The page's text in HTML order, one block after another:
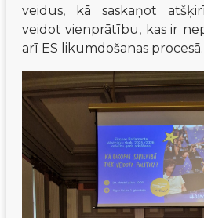
veidus, kā saskaņot
veidot vienprātību, kas ir
arī ES likumdošanas procesā.